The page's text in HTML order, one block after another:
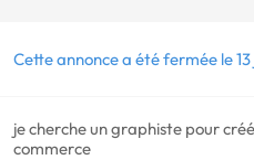
Cette annonce a été fermée le 13
je cherche un graphiste pour
commerce